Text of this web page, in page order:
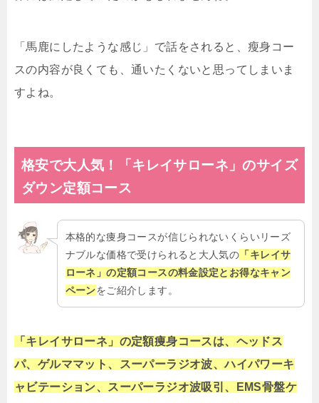
「馬鹿にしたような感じ」で話をされると、瘦身コー
スの内容が良くても、通いたくないと思ってしまいま
すよね。
格安で大人気！「キレイサローネ」のサイズ
ダウン定額コース
本格的な痩身コースが信じられないくらいリーズ
ナブルな価格で受けられると大人気の 「キレイサ
ローネ」の定額コースの料金設定とお得なキャン
ペーンをご紹介します。
「キレイサローネ」の定額痩身コースは、ヘッドス
パ、ゲルママット、スーパーラジオ波、ハイパワーキ
ャビテーション、スーパーラジオ波吸引、EMS骨盤ケ